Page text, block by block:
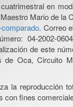
en
Mario de la
. Correo
04-2002-
de este
de Oca, Circuito
la reproducción
con fines